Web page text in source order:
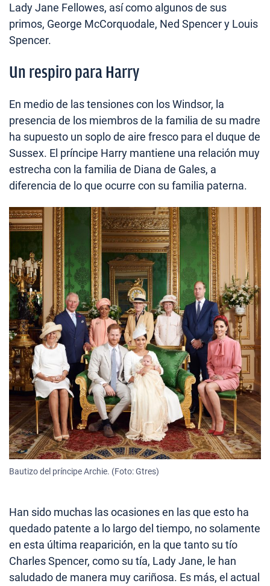
Lady Jane Fellowes, así como algunos de sus
primos, George McCorquodale, Ned Spencer y Louis
Spencer.
Un respiro para Harry
En medio de las tensiones con los Windsor, la
presencia de los miembros de la familia de su madre
ha supuesto un soplo de aire fresco para el duque de
Sussex. El príncipe Harry mantiene una relación muy
estrecha con la familia de Diana de Gales, a
diferencia de lo que ocurre con su familia paterna.
Bautizo del príncipe Archie. (Foto: Gtres)
Han sido muchas las ocasiones en las que esto ha
quedado patente a lo largo del tiempo, no solamente
en esta última reaparición, en la que tanto su tío
Charles Spencer, como su tía, Lady Jane, le han
saludado de manera muy cariñosa. Es más, el actual